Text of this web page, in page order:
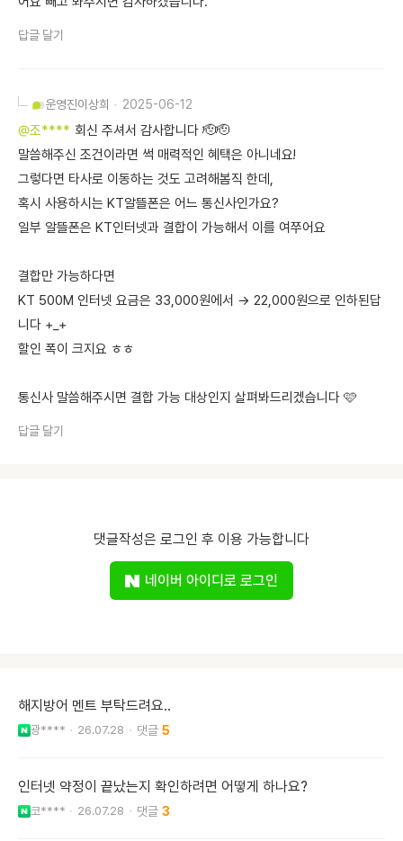
답글 달기
운영진이상희 2025-06-12
@조**** 회신 주셔서 감사합니다 🫡🫡
말씀해주신 조건이라면 썩 매력적인 혜택은 아니네요!
그렇다면 타사로 이동하는 것도 고려해봄직 한데,
혹시 사용하시는 KT알뜰폰은 어느 통신사인가요?
일부 알뜰폰은 KT인터넷과 결합이 가능해서 이를 여쭈어요
결합만 가능하다면
KT 500M 인터넷 요금은 33,000원에서 → 22,000원으로 인하된답
니다 +_+
할인 폭이 크지요 ㅎㅎ
통신사 말씀해주시면 결합 가능 대상인지 살펴봐드리겠습니다 🩷
답글 달기
댓글작성은 로그인 후 이용 가능합니다
네이버 아이디로 로그인
해지방어 멘트 부탁드려요..
광**** 26.07.28 5
인터넷 약정이 끝났는지 확인하려면 어떻게 하나요?
코**** 26.07.28 3